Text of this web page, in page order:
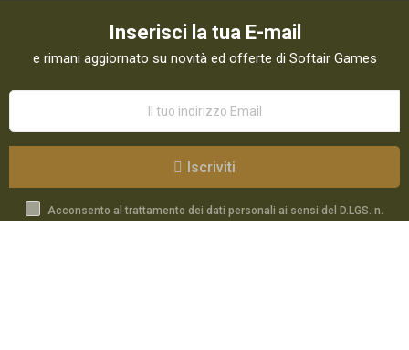
Inserisci la tua E-mail
e rimani aggiornato su novità ed offerte di Softair Games
Iscriviti
Acconsento al trattamento dei dati personali ai sensi del D.LGS. n.